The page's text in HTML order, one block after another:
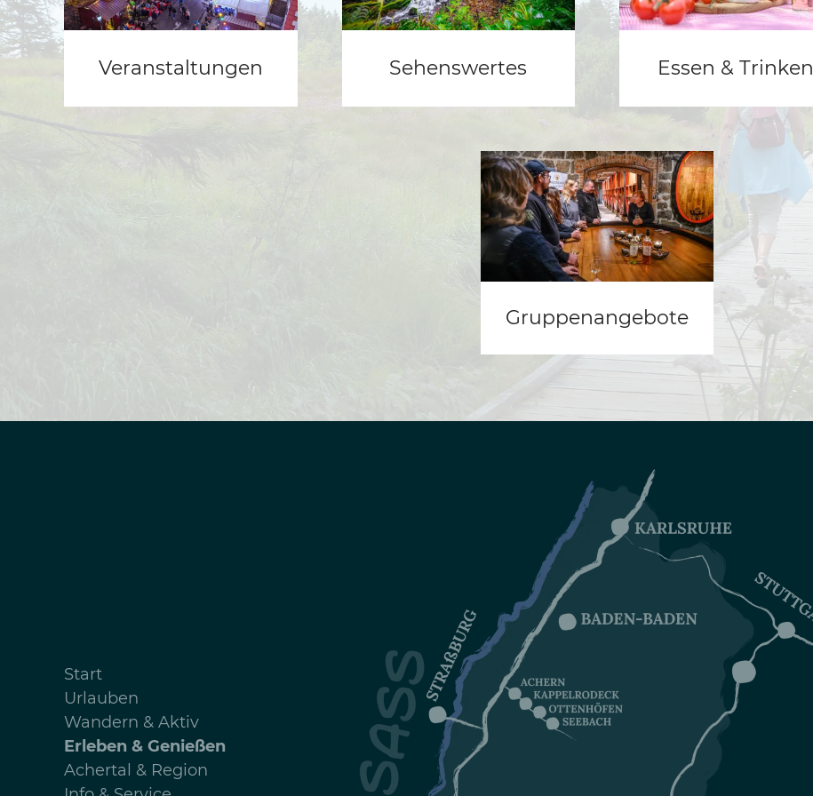
Veranstaltungen Sehenswertes Essen & Trinken
Gruppenangebote
Navigation
überspringen
Start
Urlauben
Wandern & Aktiv
Erleben & Genießen
Achertal & Region